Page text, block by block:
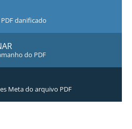
danificado
do PDF
Meta do arquivo PDF